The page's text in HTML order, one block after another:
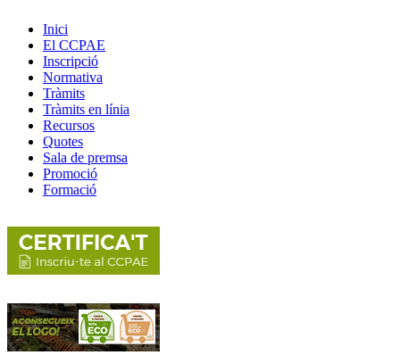
Inici
El CCPAE
Inscripció
Normativa
Tràmits
Tràmits en línia
Recursos
Quotes
Sala de premsa
Promoció
Formació